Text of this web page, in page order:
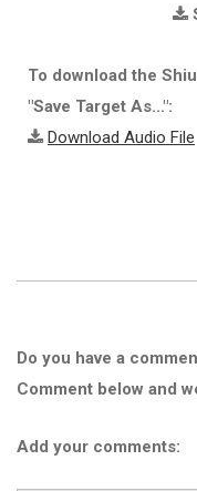
To download the
"Save Target As...":
Download Audio File
Do you have a
Comment below and
Add your comments: